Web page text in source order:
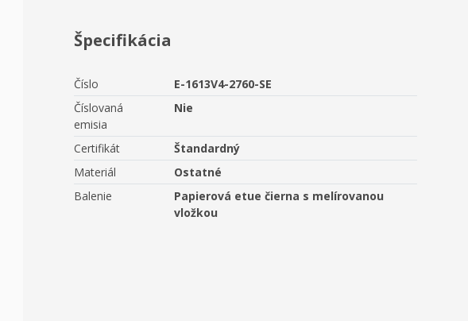
Špecifikácia
Číslo
E-1613V4-2760-SE
Číslovaná
emisia
Nie
Certifikát
Štandardný
Materiál
Ostatné
Balenie
Papierová etue čierna s melírovanou
vložkou